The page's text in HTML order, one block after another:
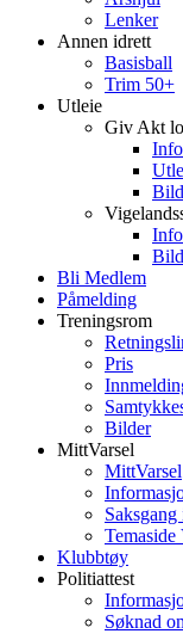
Lenker
Annen idrett
Basisball
Trim 50+
Utleie
Giv Akt
Bli Medlem
Påmelding
Treningsrom
Pris
Bilder
MittVarsel
MittVarsel
Temaside
Klubbtøy
Politiattest
Søknad